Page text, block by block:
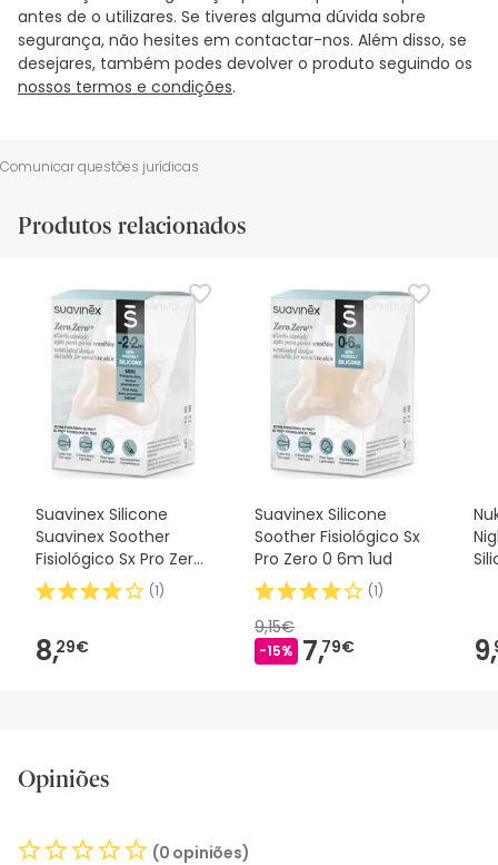
antes de o utilizares. Se tiveres alguma dúvida sobre
segurança, não hesites em contactar-nos. Além disso, se
desejares, também podes devolver o produto seguindo os
nossos termos e condições.
Comunicar questões jurídicas
Produtos relacionados
Suavinex Silicone
Suavinex Soother
Fisiológico Sx Pro Zero
2m 1 peça
(1)
8,29€
Suavinex Silicone
Soother Fisiológico Sx
Pro Zero 0 6m 1ud
(1)
9,15€
-15% 7,79€ 9,
Opiniões
(0 opiniões)